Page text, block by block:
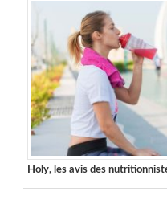
Holy, les avis des